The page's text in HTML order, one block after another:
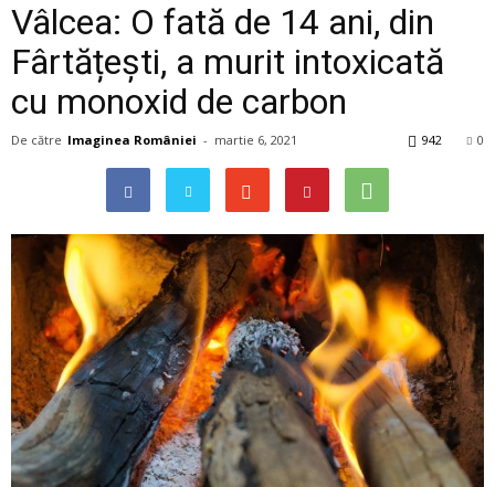
Vâlcea: O fată de 14 ani, din
Fârtățești, a murit intoxicată
cu monoxid de carbon
De către Imaginea României - martie 6, 2021 0
942